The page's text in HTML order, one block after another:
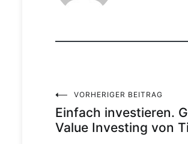
VORHERIGER BEITRAG
Einfach investieren.
Value Investing von